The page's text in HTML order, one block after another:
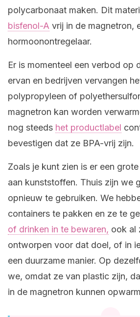
polycarbonaat maken. Dit
bisfenol-A vrij in de magnetron,
hormoonontregelaar.
Er is momenteel een verbod op
ervan en bedrijven vervangen
polypropyleen of
magnetron kan worden
nog steeds het productlabel
bevestigen dat ze BPA-vrij zijn.
Zoals je kunt zien is er een
aan kunststoffen. Thuis zijn we
opnieuw te gebruiken. We
containers te pakken en ze te
of drinken in te bewaren, ook al
ontworpen voor dat doel, of in
een duurzame manier. Op
we, omdat ze van plastic zijn,
in de magnetron kunnen